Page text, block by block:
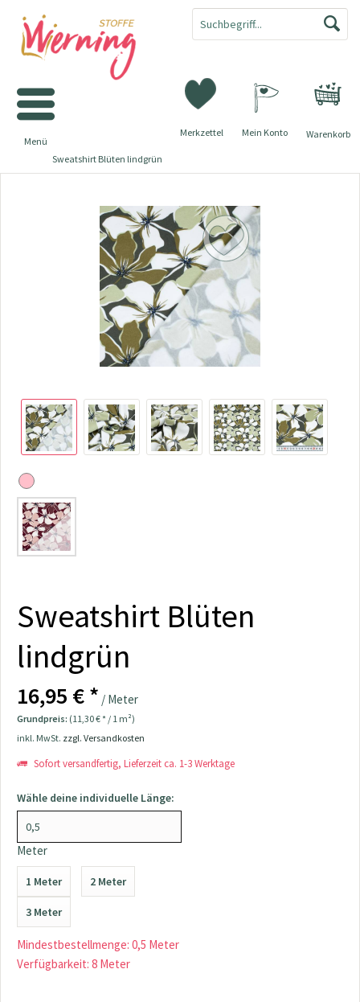
Warenkorb
Merkzettel Mein Konto
Menü
Sweatshirt Blüten lindgrün
Sweatshirt Blüten
lindgrün
16,95 € * / Meter
Grundpreis: (11,30 € * / 1 m²)
inkl. MwSt. zzgl. Versandkosten
Sofort versandfertig, Lieferzeit ca. 1-3 Werktage
Wähle deine individuelle Länge:
Meter
1 Meter 2 Meter
3 Meter
Mindestbestellmenge: 0,5 Meter
Verfügbarkeit: 8 Meter